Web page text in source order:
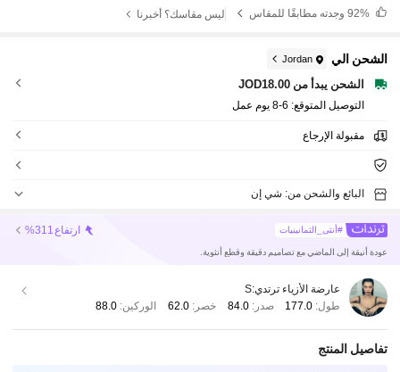
وجدته مطابقًا للمقاس ليس مقاسك؟ أخبرنا
الشحن الي Jordan
الشحن يبدأ من JOD18.00
التوصيل المتوقع: 6-8 يوم عمل
مقبولة الإرجاع
البائع والشحن من: شي إن
#أنثى_الثمانينيات ارتفاع%311
عودة أنيقة إلى الماضي مع تصاميم دقيقة وقطع أنثوية.
عارضة الأزياء ترتدي:S
طول: 177.0 صدر:84.0 خصر: 62.0 الوركين: 88.0
تفاصيل المنتج